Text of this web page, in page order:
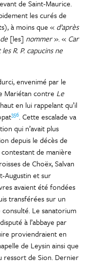
de Saint-Maurice.
les curés de
à moins que « d’après
[les] nommer». « Car
R. P. capucins ne
envenimé par le
Mariétan contre Le
en lui rappelant qu’il
356. Cette escalade va
qui n’avait plus
depuis le décès de
de manière
de Choëx, Salvan
Augustin et sur
avaient été fondées
transférées sur un
Le sanatorium
à l’abbaye par
proviendraient en
de Leysin ainsi que
ressort de Sion. Dernier